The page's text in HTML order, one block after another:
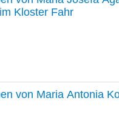
Kloster Fahr
von Maria Antonia